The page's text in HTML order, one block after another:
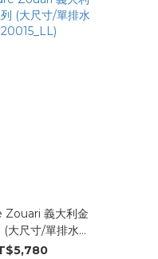
Zouari 義大利金
大尺寸/單排水晶